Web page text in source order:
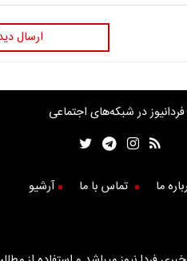
ارسال
فردانیوز در شبکه‌های اجتماعی
ما تماس با ما آرشیو